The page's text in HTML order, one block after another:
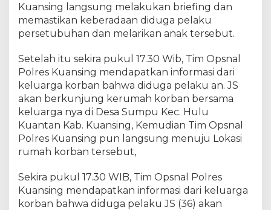
o
l
r
s
K
u
a
n
s
i
n
Kuansing langsung melakukan briefing dan
memastikan keberadaan diduga pelaku
persetubuhan dan melarikan anak tersebut.
Setelah itu sekira pukul 17.30 Wib, Tim Opsnal
Polres Kuansing mendapatkan informasi dari
keluarga korban bahwa diduga pelaku an. JS
akan berkunjung kerumah korban bersama
keluarga nya di Desa Sumpu Kec. Hulu
Kuantan Kab. Kuansing, Kemudian Tim Opsnal
Polres Kuansing pun langsung menuju Lokasi
rumah korban tersebut,
Sekira pukul 17.30 WIB, Tim Opsnal Polres
Kuansing mendapatkan informasi dari keluarga
korban bahwa diduga pelaku JS (36) akan